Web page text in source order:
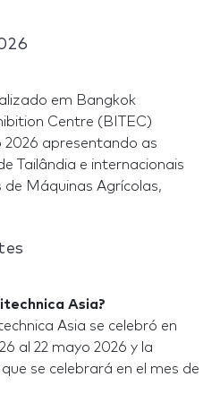
em Bangkok
Centre (BITEC)
2026 apresentando as
Tailândia e internacionais
Máquinas Agrícolas,
Asia?
Asia se celebró en
al 22 mayo 2026 y la
se celebrará en el mes de